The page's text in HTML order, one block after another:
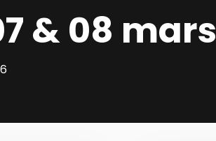
& 08 mars